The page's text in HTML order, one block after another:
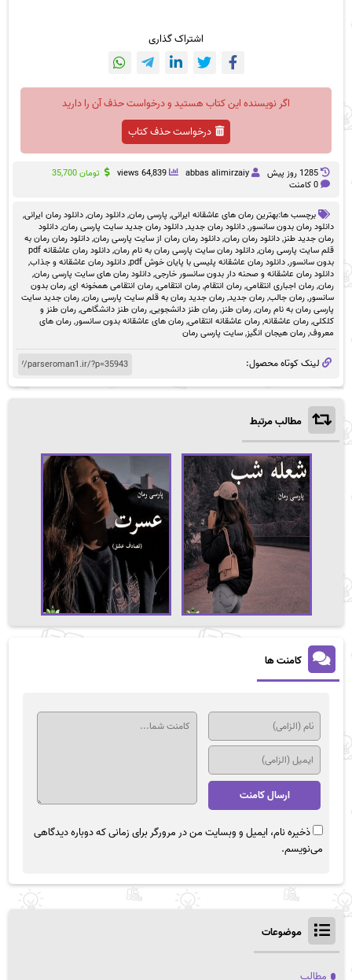
اشتراک گذاری
اگر نویسنده این کتاب هستید و درخواست حذف آن را دارید
درخواست حذف کتاب
1285 روز پيش abbas alimirzaiy
64,839 views تومان35,700
0 کامنت
برچسب ها:بهترین رمان های عاشقانه ایرانی, پارسی رمان,دانلود رمان,دانلود رمان ایرانی,
دانلود رمان بدون سانسور,دانلود رمان جدید,دانلود رمان جدید سایت پارسی رمان,دانلود
رمان جدید طنز,دانلود رمان رمان,دانلود رمان رمان از سایت پارسی رمان,دانلود رمان رمان به
قلم سایت پارسی رمان,دانلود رمان سایت پارسی رمان به نام رمان,
دانلود رمان عاشقانه pdf
بدون سانسور,دانلود رمان عاشقانه پلیسی با پایان خوش pdf ,دانلود رمان عاشقانه و جذاب,
دانلود رمان عاشقانه و صحنه دار بدون سانسور خارجی,دانلود رمان های سایت پارسی رمان,
رمان,رمان اجباری انتقامی,رمان انتقام,رمان انتقامی,رمان انتقامی همخونه ای,رمان بدون
سانسور,رمان جالب,رمان جدید,رمان جدید رمان به قلم سایت پارسی رمان,رمان جدید سایت
پارسی رمان به نام رمان,رمان طنز,رمان طنز دانشجویی,رمان طنز دانشگاهی,رمان طنز و
کلکلی,رمان عاشقانه,رمان عاشقانه انتقامی,رمان های عاشقانه بدون سانسور,رمان های
معروف,رمان هیجان انگیز,سایت پارسی رمان
لینک کوتاه محصول:
مطالب مرتبط
کامنت ها
ذخیره نام، ایمیل و وبسایت من در مرورگر برای زمانی که دوباره دیدگاهی
می‌نویسم.
موضوعات
مطالب